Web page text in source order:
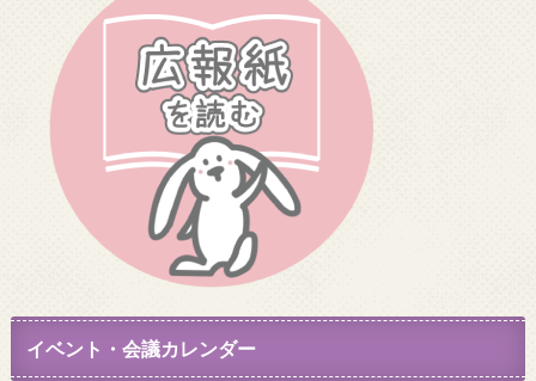
イベント・会議カレンダー